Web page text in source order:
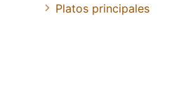
Platos principales